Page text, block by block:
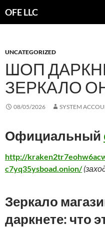
OFE LLC
UNCATEGORIZED
ШОП
ЗЕРКАЛО
08/05/2026 SYSTEM
Официальный
http://
c7yq35ysboad.onion/
Зеркало
даркнете: что